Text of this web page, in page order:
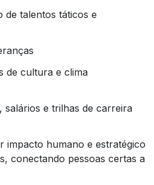
de talentos táticos e
de cultura e clima
salários e trilhas de carreira
impacto humano e estratégico
conectando pessoas certas a